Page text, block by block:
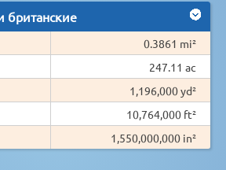
британские
0.3861 mi²
247.11 ac
1,196,000 yd²
10,764,000 ft²
1,550,000,000 in²